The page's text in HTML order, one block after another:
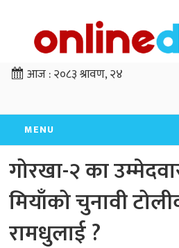
आज :२०८३ श्रावण, २४
MENU
गोरखा-२ का
मियाँको चुनावी
रामधुलाई ?